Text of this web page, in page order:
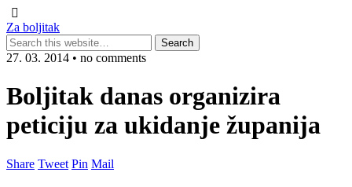
Za boljitak
27. 03. 2014 • no comments
Boljitak danas organizira
peticiju za ukidanje županija
Share Tweet Pin Mail